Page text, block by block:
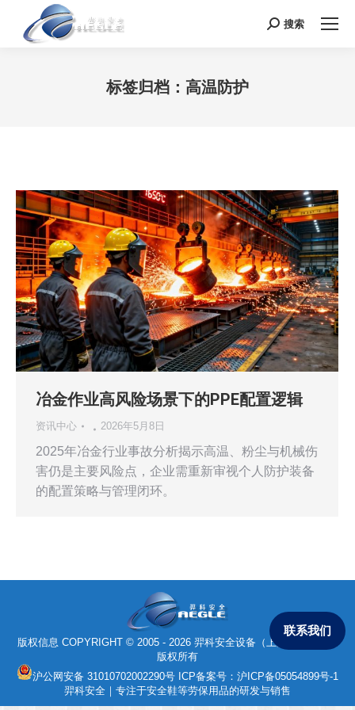
Search:
搜索
标签归档： 高温防护
冶金作业高风险场景下的PPE配置逻辑
资讯中心 2026年5月8日
2025年冶金行业事故分析揭示高温、粉尘与机械伤
害仍是主要风险点，企业需重新审视个人防护装备
的配置策略与管理闭环。
版权信息 COPYRIGHT © 2005 - 2026 羿科安全设备（上海）有限公司
版权所有
沪公网安备 31010702002290号 ICP备案号： 沪ICP备05054899号-1
羿科安全｜专注于安全鞋等劳保用品的研发与销售
联系我们